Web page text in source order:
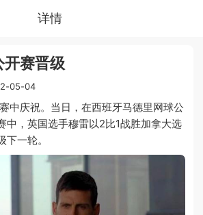
详情
开赛晋级
05-04
中庆祝。当日，在西班牙马德里网球公
中，英国选手穆雷以2比1战胜加拿大选
一轮。